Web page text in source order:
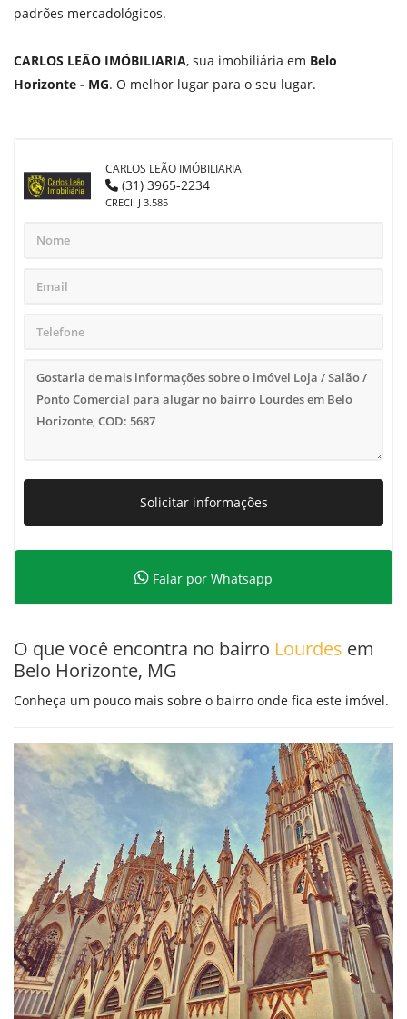
padrões mercadológicos.
CARLOS LEÃO IMÓBILIARIA, sua imobiliária em Belo
Horizonte - MG. O melhor lugar para o seu lugar.
CARLOS LEÃO IMÓBILIARIA
(31) 3965-2234
CRECI: J 3.585
Solicitar informações
Falar por Whatsapp
O que você encontra no bairro Lourdes em
Belo Horizonte, MG
Conheça um pouco mais sobre o bairro onde fica este imóvel.